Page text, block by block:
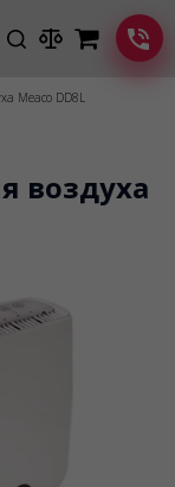
Meaco DD8L
воздуха